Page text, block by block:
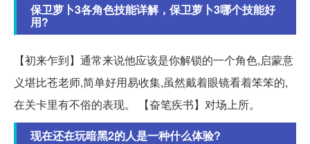
保卫萝卜3各角色技能详解，保卫萝卜3哪个技能好
用?
【初来乍到】通常来说他应该是你解锁的一个角色,启蒙意
义堪比苍老师,简单好用易收集,虽然戴着眼镜看着笨笨的,
在关卡里有不俗的表现。 【奋笔疾书】对场上所。
现在还在玩暗黑2的人是一种什么体验?